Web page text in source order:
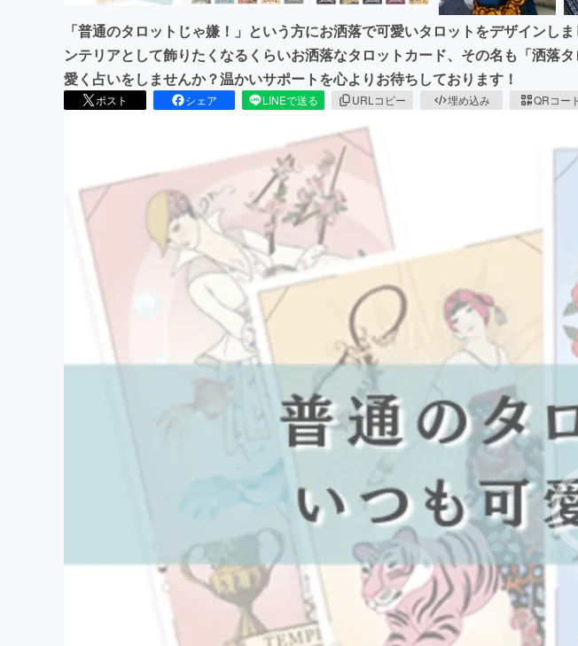
「普通のタロットじゃ嫌！」という方にお洒落で可愛いタロットをデザインし
ンテリアとして飾りたくなるくらいお洒落なタロットカード、その名も「洒落
愛く占いをしませんか？温かいサポートを心よりお待ちしております！
ポスト シェア LINEで送る URLコピー 埋め込み QRコー